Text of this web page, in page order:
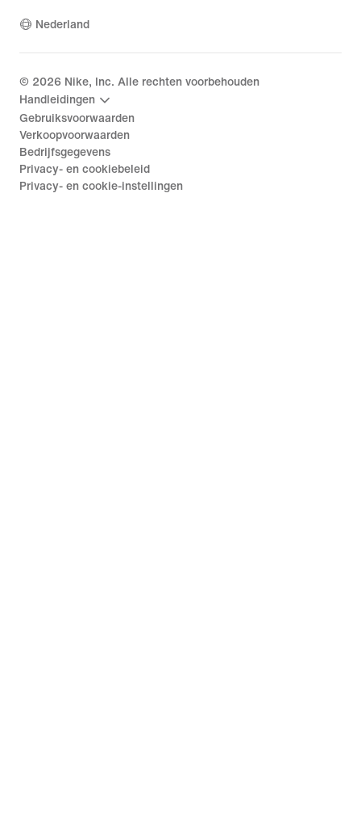
Nederland
© 2026 Nike, Inc. Alle rechten voorbehouden
Handleidingen
Gebruiksvoorwaarden
Verkoopvoorwaarden
Bedrijfsgegevens
Privacy- en cookiebeleid
Privacy- en cookie-instellingen